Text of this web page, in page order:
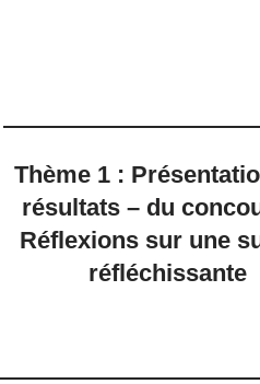
Thème 1 :
résultats – du
Réflexions sur une
réfléchissante